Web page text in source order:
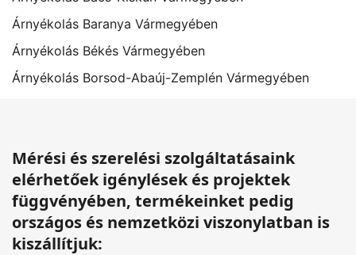
Árnyékolás Baranya Vármegyében
Árnyékolás Békés Vármegyében
Árnyékolás Borsod-Abaúj-Zemplén Vármegyében
Mérési és szerelési szolgáltatásaink
elérhetőek igénylések és projektek
függvényében, termékeinket pedig
országos és nemzetközi viszonylatban is
kiszállítjuk: